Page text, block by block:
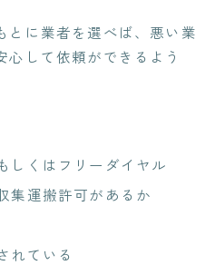
とに業者を選べば、悪い業
して依頼ができるよう
しくはフリーダイヤル
集運搬許可があるか
れている